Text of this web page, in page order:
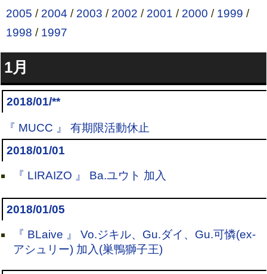
2005 / 2004 / 2003 / 2002 / 2001 / 2000 / 1999 /
1998 / 1997
1月
2018/01/**
『 MUCC 』 有期限活動休止
2018/01/01
『 LIRAIZO 』 Ba.ユウト 加入
2018/01/05
『 BLaive 』 Vo.ジキル、Gu.ダイ、Gu.可憐(ex-
アシュリー) 加入(巣鴨獅子王)